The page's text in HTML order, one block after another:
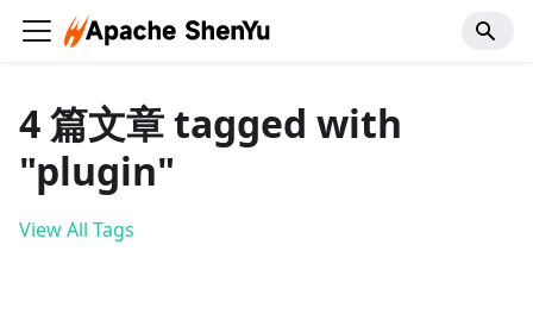
4 篇文章 tagged with
"plugin"
View All Tags